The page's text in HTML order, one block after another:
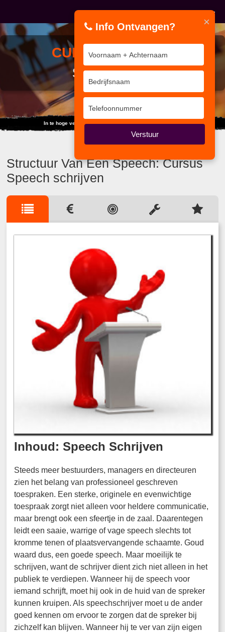
CURSUSSPEECH
SCHRIJVEN
In te hoge verwachting schuilt de grootste teleurstelling.
Structuur Van Een Speech: Cursus
Speech schrijven
Inhoud: Speech Schrijven
Steeds meer bestuurders, managers en directeuren
zien het belang van professioneel geschreven
toespraken. Een sterke, originele en evenwichtige
toespraak zorgt niet alleen voor heldere communicatie,
maar brengt ook een sfeertje in de zaal. Daarentegen
leidt een saaie, warrige of vage speech slechts tot
kromme tenen of plaatsvervangende schaamte. Goud
waard dus, een goede speech. Maar moeilijk te
schrijven, want de schrijver dient zich niet alleen in het
publiek te verdiepen. Wanneer hij de speech voor
iemand schrijft, moet hij ook in de huid van de spreker
kunnen kruipen. Als speechschrijver moet u de ander
goed kennen om ervoor te zorgen dat de spreker bij
zichzelf kan blijven. Wanneer hij te ver van zijn eigen
×
Info Ontvangen?
Verstuur